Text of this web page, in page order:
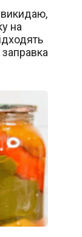
на